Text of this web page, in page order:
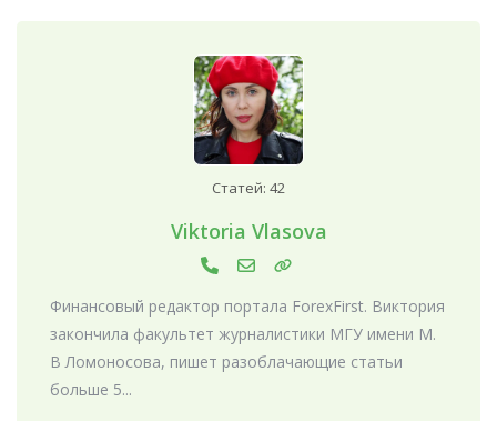
Статей: 42
Viktoria Vlasova
Финансовый редактор портала ForexFirst. Виктория
закончила факультет журналистики МГУ имени М.
В Ломоносова, пишет разоблачающие статьи
больше 5...